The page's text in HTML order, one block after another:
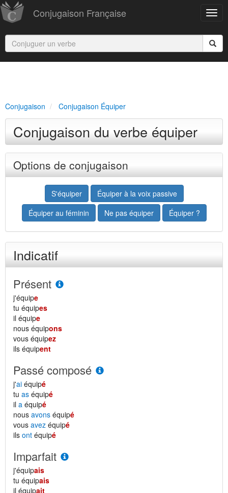
Conjugaison Française
Conjugaison Conjugaison Équiper
Conjugaison du verbe équiper
Options de conjugaison
S'équiper
Équiper à la voix passive
Équiper au féminin
Ne pas équiper Équiper ?
Indicatif
Présent
j'équipe
tu équipes
il équipe
nous équipons
vous équipez
ils équipent
Passé composé
j'ai équipé
tu as équipé
il a équipé
nous avons équipé
vous avez équipé
ils ont équipé
Imparfait
j'équipais
tu équipais
il équipait